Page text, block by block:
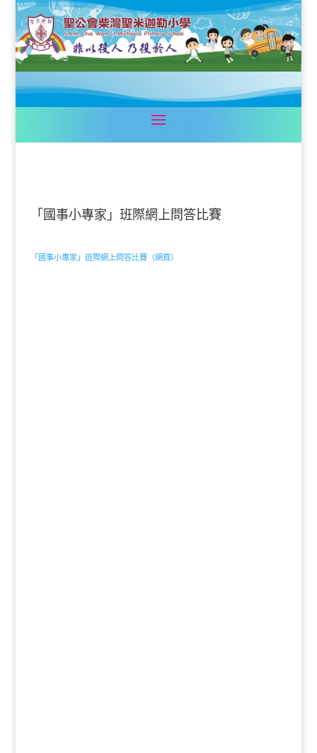
「國事小專家」班際網上問答比賽
「國事小專家」班際網上問答比賽（網頁）